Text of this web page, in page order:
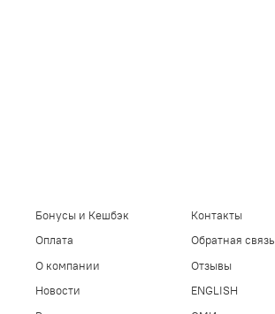
Бонусы и Кешбэк
Оплата
О компании
Новости
Контакты
Обратная связь
Отзывы
ENGLISH